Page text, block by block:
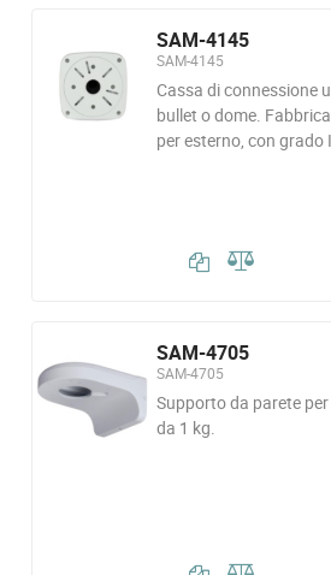
SAM-4145
SAM-4145
Cassa di connessione
bullet o dome.
per esterno, con grado
SAM-4705
SAM-4705
Supporto da parete
da 1 kg.